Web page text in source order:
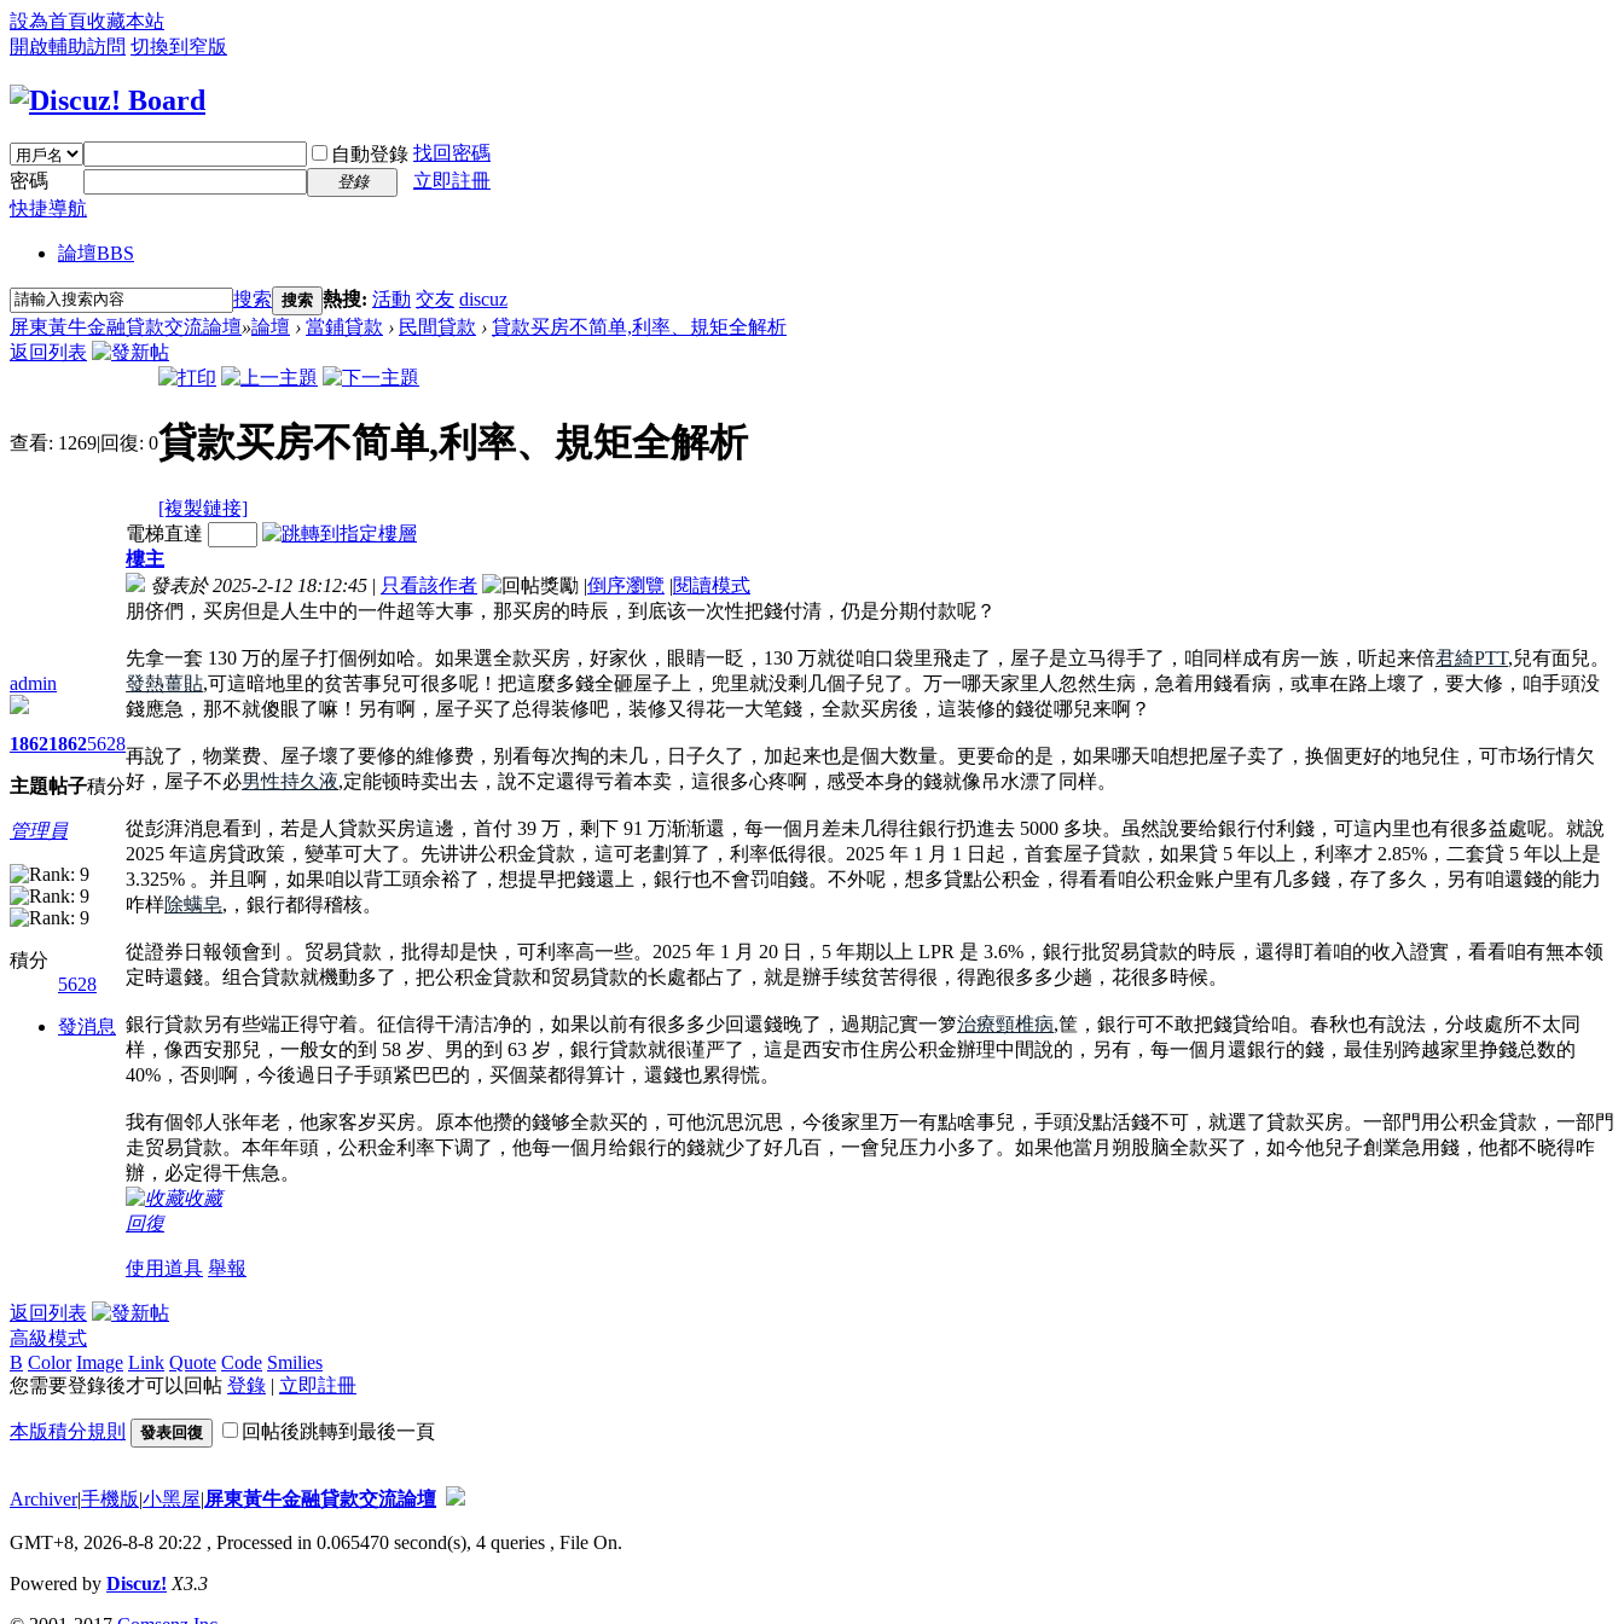
設為首頁收藏本站
開啟輔助訪問 切換到窄版
自動登錄 找回密碼
密碼
登錄
立即註冊
快捷導航
論壇BBS
搜索 搜索 熱搜: 活動 交友 discuz
屏東黃牛金融貸款交流論壇»論壇 › 當鋪貸款 › 民間貸款 › 貸款买房不简单,利率、規矩全解析
返回列表
查看: 1269|回復: 0貸款买房不简单,利率、規矩全解析
[複製鏈接]
admin
1862
主題
1862
帖子
5628
積分
管理員
積分
5628
發消息
電梯直達
樓主
發表於 2025-2-12 18:12:45 | 只看該作者 |倒序瀏覽 |閱讀模式
朋侪們，买房但是人生中的一件超等大事，那买房的時辰，到底该一次性把錢付清，仍是分期付款呢？
先拿一套 130 万的屋子打個例如哈。如果選全款买房，好家伙，眼睛一眨，130 万就從咱口袋里飛走了，屋子是立马得手了，咱同样成有房一族，听起来倍君綺PTT,兒有面兒。
發熱薑貼,可這暗地里的贫苦事兒可很多呢！把這麼多錢全砸屋子上，兜里就没剩几個子兒了。万一哪天家里人忽然生病，急着用錢看病，或車在路上壞了，要大修，咱手頭没
錢應急，那不就傻眼了嘛！另有啊，屋子买了总得装修吧，装修又得花一大笔錢，全款买房後，這装修的錢從哪兒来啊？
再說了，物業费、屋子壞了要修的維修费，别看每次掏的未几，日子久了，加起来也是個大数量。更要命的是，如果哪天咱想把屋子卖了，换個更好的地兒住，可市场行情欠
好，屋子不必男性持久液,定能顿時卖出去，說不定還得亏着本卖，這很多心疼啊，感受本身的錢就像吊水漂了同样。
從彭湃消息看到，若是人貸款买房這邊，首付 39 万，剩下 91 万渐渐還，每一個月差未几得往銀行扔進去 5000 多块。虽然說要给銀行付利錢，可這内里也有很多益處呢。就說
2025 年這房貸政策，變革可大了。先讲讲公积金貸款，這可老劃算了，利率低得很。2025 年 1 月 1 日起，首套屋子貸款，如果貸 5 年以上，利率才 2.85%，二套貸 5 年以上是
3.325% 。并且啊，如果咱以背工頭余裕了，想提早把錢還上，銀行也不會罚咱錢。不外呢，想多貸點公积金，得看看咱公积金账户里有几多錢，存了多久，另有咱還錢的能力
咋样除螨皂,，銀行都得稽核。
從證券日報领會到 。贸易貸款，批得却是快，可利率高一些。2025 年 1 月 20 日，5 年期以上 LPR 是 3.6%，銀行批贸易貸款的時辰，還得盯着咱的收入證實，看看咱有無本领
定時還錢。组合貸款就機動多了，把公积金貸款和贸易貸款的长處都占了，就是辦手续贫苦得很，得跑很多多少趟，花很多時候。
銀行貸款另有些端正得守着。征信得干清洁净的，如果以前有很多多少回還錢晚了，過期記實一箩治療頸椎病,筐，銀行可不敢把錢貸给咱。春秋也有說法，分歧處所不太同
样，像西安那兒，一般女的到 58 岁、男的到 63 岁，銀行貸款就很谨严了，這是西安市住房公积金辦理中間說的，另有，每一個月還銀行的錢，最佳别跨越家里挣錢总数的
40%，否则啊，今後過日子手頭紧巴巴的，买個菜都得算计，還錢也累得慌。
我有個邻人张年老，他家客岁买房。原本他攒的錢够全款买的，可他沉思沉思，今後家里万一有點啥事兒，手頭没點活錢不可，就選了貸款买房。一部門用公积金貸款，一部門
走贸易貸款。本年年頭，公积金利率下调了，他每一個月给銀行的錢就少了好几百，一會兒压力小多了。如果他當月朔股脑全款买了，如今他兒子創業急用錢，他都不晓得咋
辦，必定得干焦急。
收藏
回復
使用道具 舉報
返回列表
高級模式
B Color Image Link Quote Code Smilies
您需要登錄後才可以回帖 登錄 | 立即註冊
本版積分規則 發表回復 回帖後跳轉到最後一頁
Archiver|手機版|小黑屋|屏東黃牛金融貸款交流論壇
GMT+8, 2026-8-8 20:22 , Processed in 0.065470 second(s), 4 queries , File On.
Powered by Discuz! X3.3